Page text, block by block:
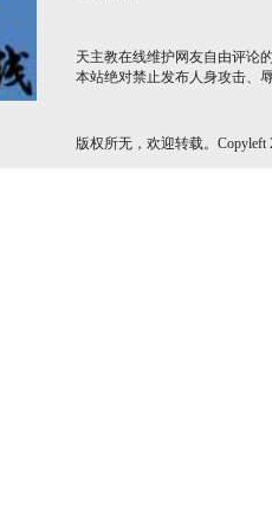
天主教在线维护网友自由评论
本站绝对禁止发布人身攻击、
版权所无，欢迎转载。